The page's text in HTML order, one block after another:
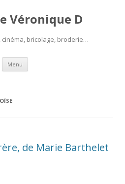
Véronique D
cinéma, bricolage, broderie…
Menu Aller
contenu
de Marie Barthelet